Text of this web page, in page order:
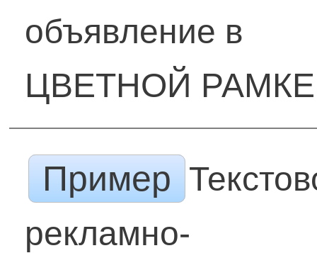
объявление в
ЦВЕТНОЙ РАМКЕ
Пример
рекламно-